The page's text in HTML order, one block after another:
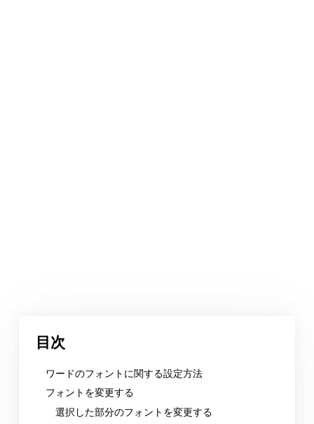
目次
ワードのフォントに関する設定方法
フォントを変更する
選択した部分のフォントを変更する